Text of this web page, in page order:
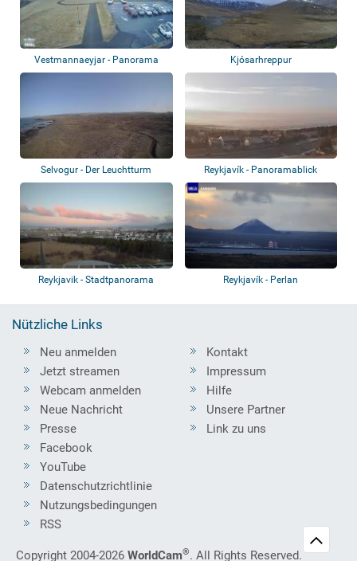
Vestmannaeyjar - Panorama Kjósarhreppur
Selvogur - Der Leuchtturm Reykjavík - Panoramablick
Reykjavik - Stadtpanorama Reykjavík - Perlan
Nützliche Links
Neu anmelden
Jetzt streamen
Webcam anmelden
Neue Nachricht
Presse
Kontakt
Impressum
Hilfe
Unsere Partner
Link zu uns
Facebook
YouTube
Datenschutzrichtlinie
Nutzungsbedingungen
RSS
Copyright 2004-2026 WorldCam®. All Rights Reserved.